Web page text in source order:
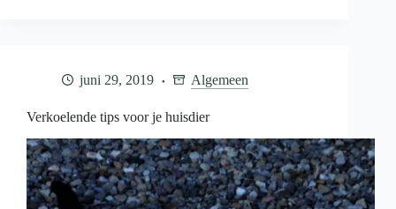
houden
de
hittegolf
juni 29, 2019 Algemeen
Verkoelende tips voor je huisdier